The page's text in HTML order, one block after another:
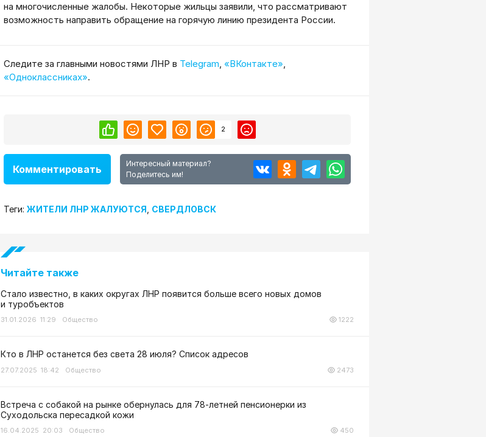
на многочисленные жалобы. Некоторые жильцы заявили, что рассматривают
возможность направить обращение на горячую линию президента России.
Cледите за главными новостями ЛНР в Telegram «ВКонтакте»
«Одноклассниках».
2
Комментировать
Интересный материал?
Поделитесь им!
Теги: ЖИТЕЛИ ЛНР ЖАЛУЮТСЯ СВЕРДЛОВСК
Читайте также
Стало известно, в каких округах ЛНР появится больше всего новых домов
и туробъектов
31.01.2026 11:29 Общество 1222
Кто в ЛНР останется без света 28 июля? Список адресов
27.07.2025 18:42 Общество 2473
Встреча с собакой на рынке обернулась для 78-летней пенсионерки из
Суходольска пересадкой кожи
16.04.2025 20:03 Общество 450